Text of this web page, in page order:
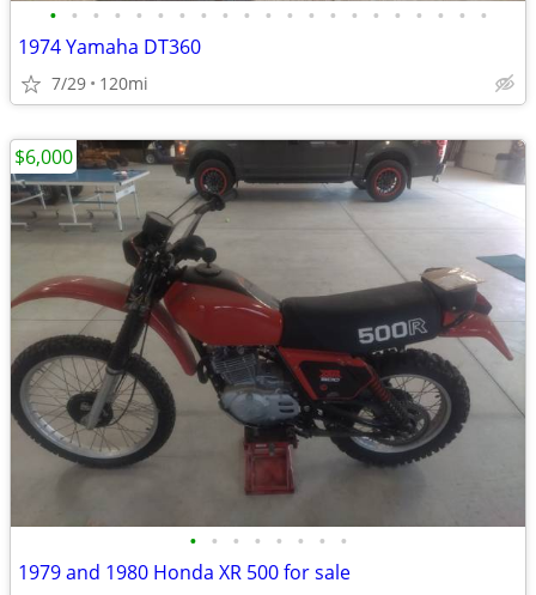
• • • • • • • • • • • • • • • • • • • • •
1974 Yamaha DT360
7/29 120mi
• • • • • • • •
1979 and 1980 Honda XR 500 for sale
$6,000